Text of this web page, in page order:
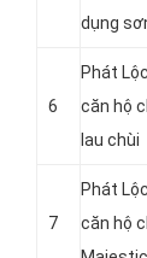
dụng
6
Phát
căn hộ
lau chùi
7
Phát
căn hộ